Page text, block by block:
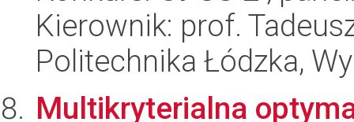
Kierownik: prof.
Politechnika Łódzka,
Multikryterialna